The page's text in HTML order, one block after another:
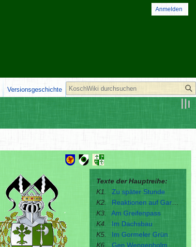
Texte der Hauptreihe:
K1.
Zu später Stunde
K2.
Reaktionen auf Garrensand
K3.
Am Greifenpass
K4.
Im Dachsbau
K5.
Im Gormeler Grün
K6.
Gen Wengenholm
Anmelden
Versionsgeschichte Suche